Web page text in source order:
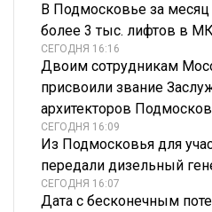
В Подмосковье за
более 3 тыс. лифтов в
СЕГОДНЯ 16:16
Двоим сотрудникам
присвоили звание
архитекторов
СЕГОДНЯ 16:09
Из Подмосковья для
передали дизельный
СЕГОДНЯ 16:07
Дата с бесконечным